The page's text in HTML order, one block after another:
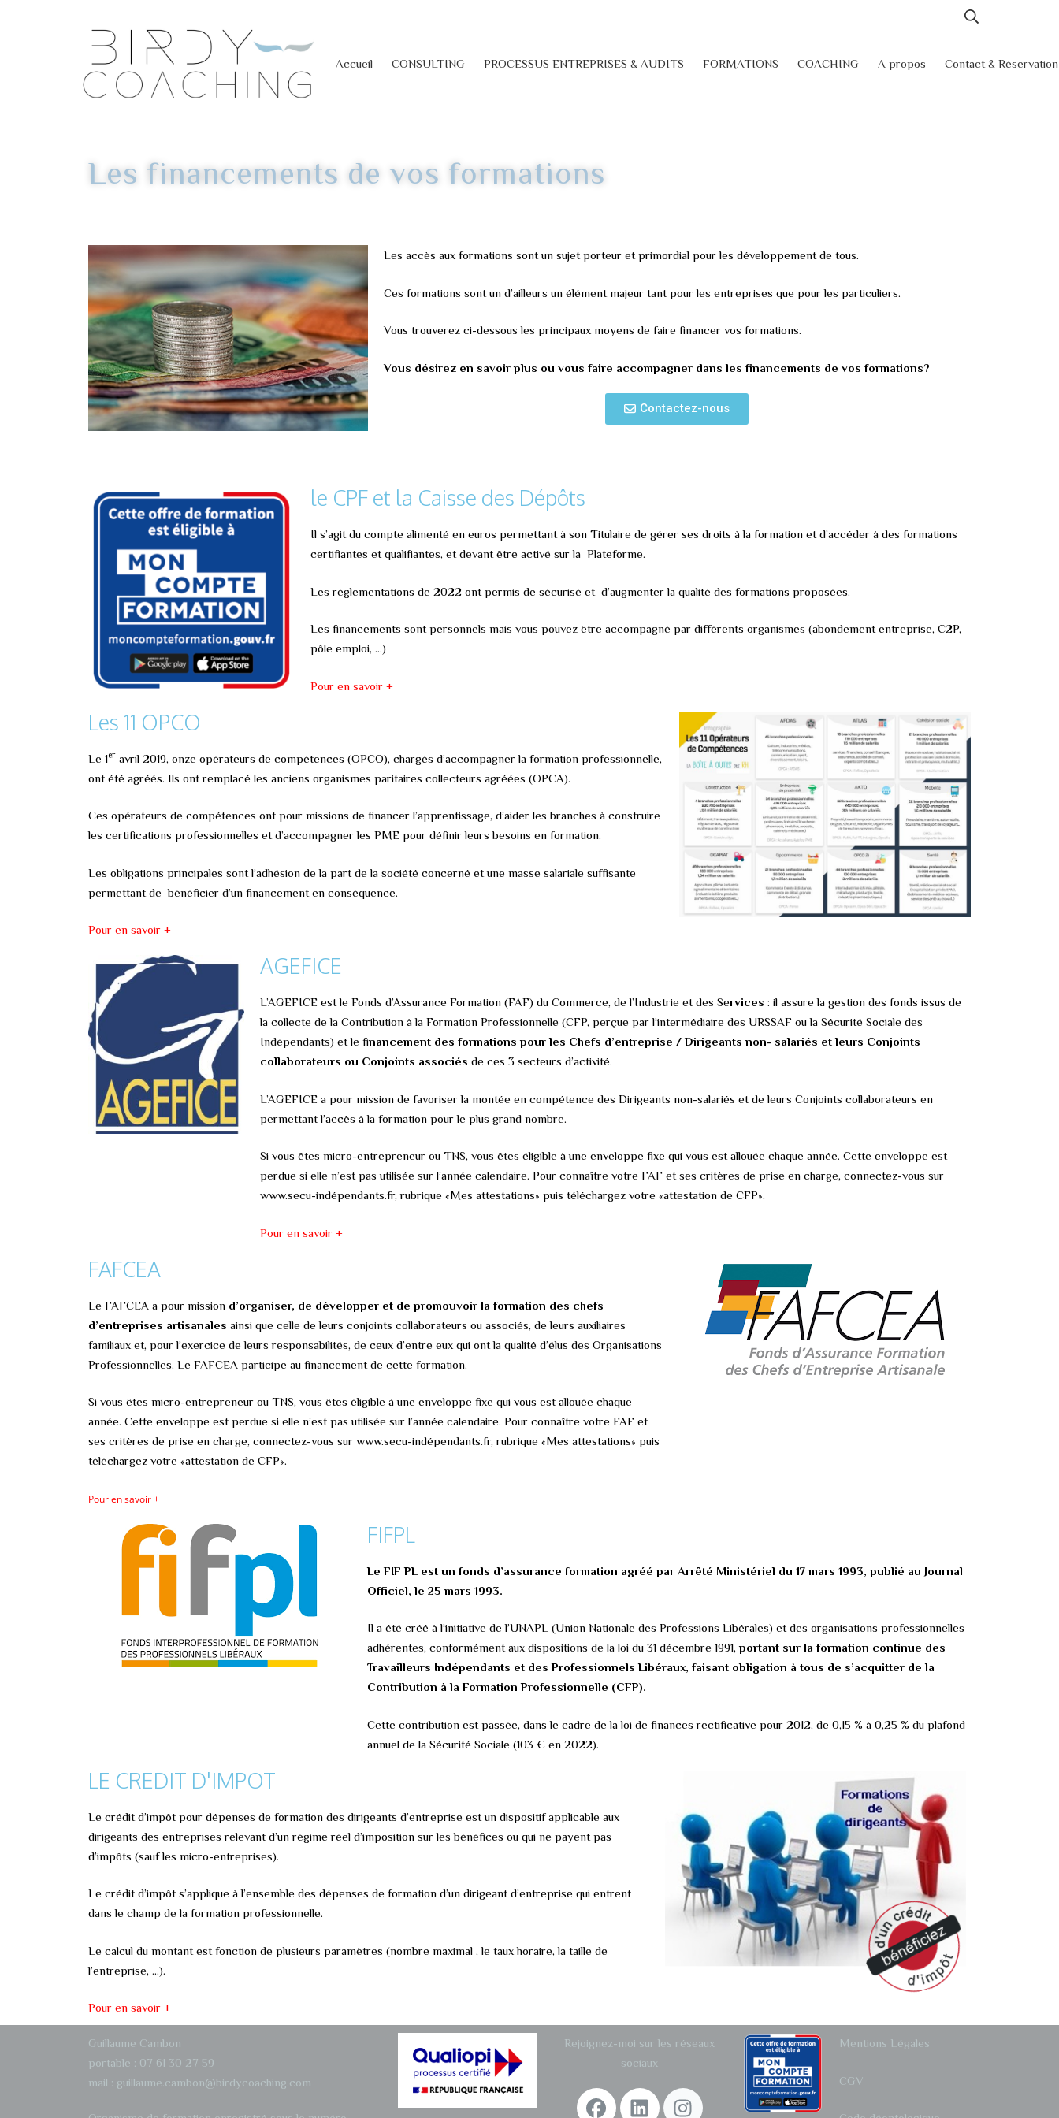
Accueil CONSULTING PROCESSUS ENTREPRISES & AUDITS FORMATIONS COACHING A propos Contact & Réservation
Les financements de vos formations
Les accès aux formations sont un sujet porteur et primordial pour les développement de tous.
Ces formations sont un d’ailleurs un élément majeur tant pour les entreprises que pour les particuliers.
Vous trouverez ci-dessous les principaux moyens de faire financer vos formations.
Vous désirez en savoir plus ou vous faire accompagner dans les financements de vos formations?
Contactez-nous
le CPF et la Caisse des Dépôts
Il s’agit du compte alimenté en euros permettant à son Titulaire de gérer ses droits à la formation et d’accéder à des formations
certifiantes et qualifiantes, et devant être activé sur la Plateforme.
Les règlementations de 2022 ont permis de sécurisé et d’augmenter la qualité des formations proposées.
Les financements sont personnels mais vous pouvez être accompagné par différents organismes (abondement entreprise, C2P,
pôle emploi, …)
Pour en savoir +
Les 11 OPCO
Le 1er avril 2019, onze opérateurs de compétences (OPCO), chargés d’accompagner la formation professionnelle,
ont été agréés. Ils ont remplacé les anciens organismes paritaires collecteurs agréées (OPCA).
Ces opérateurs de compétences ont pour missions de financer l’apprentissage, d’aider les branches à construire
les certifications professionnelles et d’accompagner les PME pour définir leurs besoins en formation.
Les obligations principales sont l’adhésion de la part de la société concerné et une masse salariale suffisante
permettant de bénéficier d’un financement en conséquence.
Pour en savoir +
AGEFICE
L’AGEFICE est le Fonds d’Assurance Formation (FAF) du Commerce, de l’Industrie et des Services : il assure la gestion des fonds issus de
la collecte de la Contribution à la Formation Professionnelle (CFP, perçue par l’intermédiaire des URSSAF ou la Sécurité Sociale des
Indépendants) et le financement des formations pour les Chefs d’entreprise / Dirigeants non- salariés et leurs Conjoints
collaborateurs ou Conjoints associés de ces 3 secteurs d’activité.
L’AGEFICE a pour mission de favoriser la montée en compétence des Dirigeants non-salariés et de leurs Conjoints collaborateurs en
permettant l’accès à la formation pour le plus grand nombre.
Si vous êtes micro-entrepreneur ou TNS, vous êtes éligible à une enveloppe fixe qui vous est allouée chaque année. Cette enveloppe est
perdue si elle n’est pas utilisée sur l’année calendaire. Pour connaître votre FAF et ses critères de prise en charge, connectez-vous sur
www.secu-indépendants.fr, rubrique «Mes attestations» puis téléchargez votre «attestation de CFP».
Pour en savoir +
FAFCEA
Le FAFCEA a pour mission d’organiser, de développer et de promouvoir la formation des chefs
d’entreprises artisanales ainsi que celle de leurs conjoints collaborateurs ou associés, de leurs auxiliaires
familiaux et, pour l’exercice de leurs responsabilités, de ceux d’entre eux qui ont la qualité d’élus des Organisations
Professionnelles. Le FAFCEA participe au financement de cette formation.
Si vous êtes micro-entrepreneur ou TNS, vous êtes éligible à une enveloppe fixe qui vous est allouée chaque
année. Cette enveloppe est perdue si elle n’est pas utilisée sur l’année calendaire. Pour connaître votre FAF et
ses critères de prise en charge, connectez-vous sur www.secu-indépendants.fr, rubrique «Mes attestations» puis
téléchargez votre «attestation de CFP».
Pour en savoir +
FIFPL
Le FIF PL est un fonds d’assurance formation agréé par Arrêté Ministériel du 17 mars 1993, publié au Journal
Officiel, le 25 mars 1993.
Il a été créé à l’initiative de l’UNAPL (Union Nationale des Professions Libérales) et des organisations professionnelles
adhérentes, conformément aux dispositions de la loi du 31 décembre 1991,portant sur la formation continue des
Travailleurs Indépendants et des Professionnels Libéraux, faisant obligation à tous de s’acquitter de la
Contribution à la Formation Professionnelle (CFP).
Cette contribution est passée, dans le cadre de la loi de finances rectificative pour 2012, de 0,15 % à 0,25 % du plafond
annuel de la Sécurité Sociale (103 € en 2022).
LE CREDIT D'IMPOT
Le crédit d’impôt pour dépenses de formation des dirigeants d’entreprise est un dispositif applicable aux
dirigeants des entreprises relevant d’un régime réel d’imposition sur les bénéfices ou qui ne payent pas
d’impôts (sauf les micro-entreprises).
Le crédit d’impôt s’applique à l’ensemble des dépenses de formation d’un dirigeant d’entreprise qui entrent
dans le champ de la formation professionnelle.
Le calcul du montant est fonction de plusieurs paramètres (nombre maximal , le taux horaire, la taille de
l’entreprise, …).
Pour en savoir +
Guillaume Cambon
portable : 07 61 30 27 59
mail : guillaume.cambon@birdycoaching.com
Rejoignez-moi sur les réseaux
sociaux
Mentions Légales
CGV